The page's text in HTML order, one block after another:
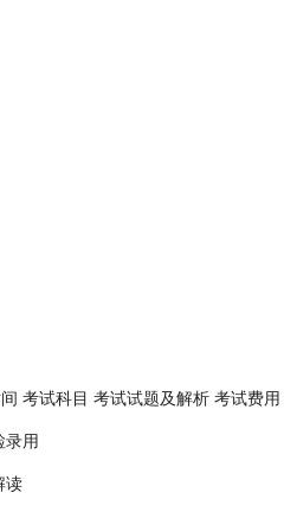
考试科目 考试试题及解析 考试费用
录用
读